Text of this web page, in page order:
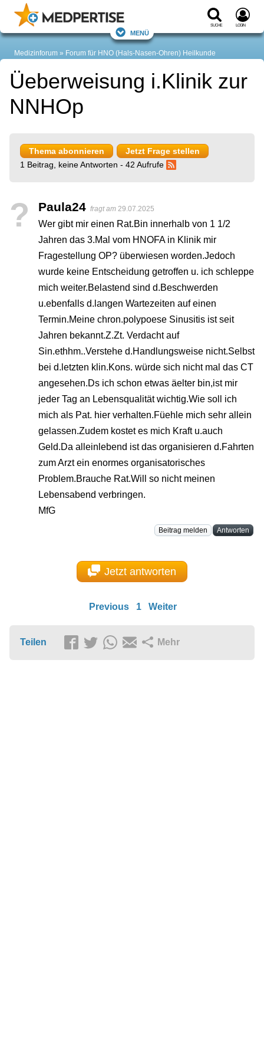
Suche Login
Menü
Medizinforum Forum für HNO (Hals-Nasen-Ohren) Heilkunde
Üeberweisung i.Klinik zur
NNHOp
Thema abonnieren
Jetzt Frage stellen
1 Beitrag, keine Antworten - 42 Aufrufe
? Paula24 fragt am 29.07.2025
Wer gibt mir einen Rat.Bin innerhalb von 1 1/2
Jahren das 3.Mal vom HNOFA in Klinik mir
Fragestellung OP? überwiesen worden.Jedoch
wurde keine Entscheidung getroffen u. ich schleppe
mich weiter.Belastend sind d.Beschwerden
u.ebenfalls d.langen Wartezeiten auf einen
Termin.Meine chron.polypoese Sinusitis ist seit
Jahren bekannt.Z.Zt. Verdacht auf
Sin.ethhm..Verstehe d.Handlungsweise nicht.Selbst
bei d.letzten klin.Kons. würde sich nicht mal das CT
angesehen.Ds ich schon etwas äelter bin,ist mir
jeder Tag an Lebensqualität wichtig.Wie soll ich
mich als Pat. hier verhalten.Füehle mich sehr allein
gelassen.Zudem kostet es mich Kraft u.auch
Geld.Da alleinlebend ist das organisieren d.Fahrten
zum Arzt ein enormes organisatorisches
Problem.Brauche Rat.Will so nicht meinen
Lebensabend verbringen.
MfG
Beitrag melden Antworten
Jetzt antworten
Previous 1 Weiter
Teilen Mehr